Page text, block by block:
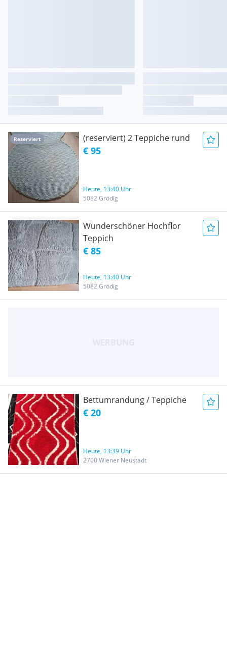
Reserviert (reserviert) 2 Teppiche rund
€ 95
Heute, 13:40 Uhr
5082 Grödig
Wunderschöner Hochflor
Teppich
€ 85
Heute, 13:40 Uhr
5082 Grödig
Bettumrandung / Teppiche
€ 20
Heute, 13:39 Uhr
2700 Wiener Neustadt